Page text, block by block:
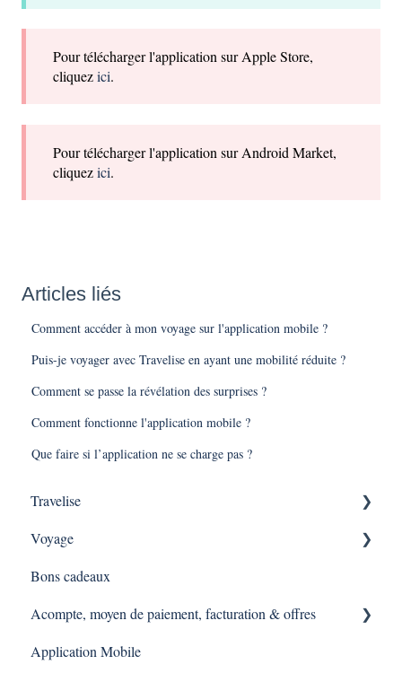
Pour télécharger l'application sur Apple Store,
cliquezici.
Pour télécharger l'application sur Android Market,
cliquezici.
Articles liés
Comment accéder à mon voyage sur l'application mobile ?
Puis-je voyager avec Travelise en ayant une mobilité réduite ?
Comment se passe la révélation des surprises ?
Comment fonctionne l'application mobile ?
Que faire si l’application ne se charge pas ?
Travelise
Pourquoi Travelise ?
Qu'est ce qu'une expérience Travelise ?
Voyage
Comment se déroule une expérience Travelise ?
Sortie d'entreprises
Bons cadeaux
Acompte, moyen de paiement, facturation & offres
Expérience via une demande d'offre
Application Mobile